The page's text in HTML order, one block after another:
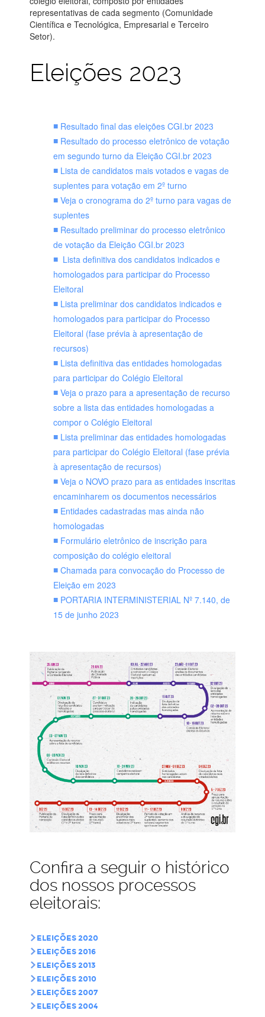
representativas de cada segmento (Comunidade
Científica e Tecnológica, Empresarial e Terceiro
Setor).
Eleições 2023
Resultado final das eleições CGI.br 2023
Resultado do processo eletrônico de votação
em segundo turno da Eleição CGI.br 2023
Lista de candidatos mais votados e vagas de
suplentes para votação em 2º turno
Veja o cronograma do 2º turno para vagas de
suplentes
Resultado preliminar do processo eletrônico
de votação da Eleição CGI.br 2023
Lista definitiva dos candidatos indicados e
homologados para participar do Processo
Eleitoral
Lista preliminar dos candidatos indicados e
homologados para participar do Processo
Eleitoral (fase prévia à apresentação de
recursos)
Lista definitiva das entidades homologadas
para participar do Colégio Eleitoral
Veja o prazo para a apresentação de recurso
sobre a lista das entidades homologadas a
compor o Colégio Eleitoral
Lista preliminar das entidades homologadas
para participar do Colégio Eleitoral (fase prévia
à apresentação de recursos)
Veja o NOVO prazo para as entidades inscritas
encaminharem os documentos necessários
Entidades cadastradas mas ainda não
homologadas
Formulário eletrônico de inscrição para
composição do colégio eleitoral
Chamada para convocação do Processo de
Eleição em 2023
PORTARIA INTERMINISTERIAL Nº 7.140, de
15 de junho 2023
Confira a seguir o histórico
dos nossos processos
eleitorais:
ELEIÇÕES 2020
ELEIÇÕES 2016
ELEIÇÕES 2013
ELEIÇÕES 2010
ELEIÇÕES 2007
ELEIÇÕES 2004